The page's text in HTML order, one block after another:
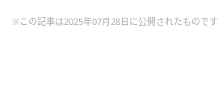
※この記事は2025年07月28日に公開されたものです